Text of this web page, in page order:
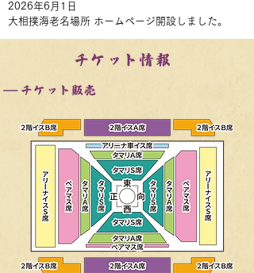
​2026年6月1日
​大相撲海老名場所 ホームページ開設しました。